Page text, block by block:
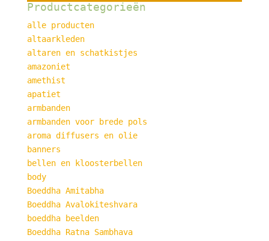
Productcategorieën
alle producten
altaarkleden
altaren en schatkistjes
amazoniet
amethist
apatiet
armbanden
armbanden voor brede pols
aroma diffusers en olie
banners
bellen en kloosterbellen
body
Boeddha Amitabha
Boeddha Avalokiteshvara
boeddha beelden
Boeddha Ratna Sambhava